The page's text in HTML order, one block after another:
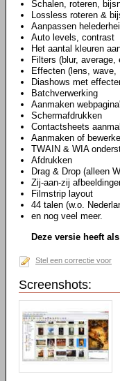
Schalen, roteren,
Lossless roteren &
Aanpassen
Auto levels, contrast
Het aantal kleuren
Filters (blur,
Effecten (lens, wave,
Diashows met
Batchverwerking
Aanmaken
Schermafdrukken
Contactsheets
Aanmaken of
TWAIN & WIA
Afdrukken
Drag & Drop (alleen
Zij-aan-zij
Filmstrip layout
44 talen (w.o.
en nog veel meer.
Deze versie heeft
Stel een correctie voor
Screenshots: